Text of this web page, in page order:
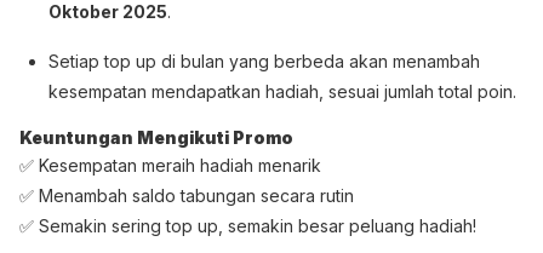
Oktober 2025.
Setiap top up di bulan yang berbeda akan menambah
kesempatan mendapatkan hadiah, sesuai jumlah total poin.
Keuntungan Mengikuti Promo
✅ Kesempatan meraih hadiah menarik
✅ Menambah saldo tabungan secara rutin
✅ Semakin sering top up, semakin besar peluang hadiah!